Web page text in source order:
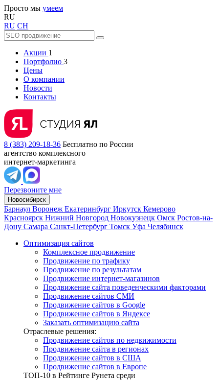
Просто мы умеем
RU
RU CH
Акции 1
Портфолио 3
Цены
О компании
Новости
Контакты
8 (383) 209-18-36 Бесплатно по России
агентство комплексного
интернет-маркетинга
Перезвоните мне
Новосибирск
Барнаул Воронеж Екатеринбург Иркутск Кемерово
Красноярск Нижний Новгород Новокузнецк Омск Ростов-на-
Дону Самара Санкт-Петербург Томск Уфа Челябинск
Оптимизация сайтов
Комплексное продвижение
Продвижение по трафику
Продвижение по результатам
Продвижение интернет-магазинов
Продвижение сайта поведенческими факторами
Продвижение сайтов СМИ
Продвижение сайтов в Google
Продвижение сайтов в Яндексе
Заказать оптимизацию сайта
Отраслевые решения:
Продвижение сайтов по недвижимости
Продвижение сайта в регионах
Продвижение сайтов в США
Продвижение сайтов в Европе
ТОП-10 в Рейтинге Рунета среди